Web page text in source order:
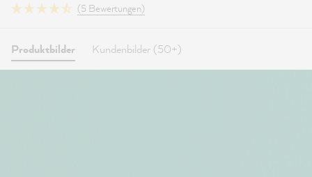
(5 Bewertungen)
Produktbilder Kundenbilder (50+)